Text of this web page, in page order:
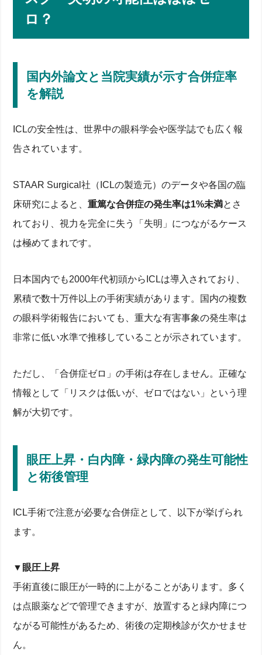
ロ？
国内外論文と当院実績が示す合併症率
を解説
ICLの安全性は、世界中の眼科学会や医学誌でも広く報
告されています。
STAAR Surgical社（ICLの製造元）のデータや各国の臨
床研究によると、重篤な合併症の発生率は1%未満とさ
れており、視力を完全に失う「失明」につながるケース
は極めてまれです。
日本国内でも2000年代初頭からICLは導入されており、
累積で数十万件以上の手術実績があります。国内の複数
の眼科学術報告においても、重大な有害事象の発生率は
非常に低い水準で推移していることが示されています。
ただし、「合併症ゼロ」の手術は存在しません。正確な
情報として「リスクは低いが、ゼロではない」という理
解が大切です。
眼圧上昇・白内障・緑内障の発生可能性
と術後管理
ICL手術で注意が必要な合併症として、以下が挙げられ
ます。
▼眼圧上昇
手術直後に眼圧が一時的に上がることがあります。多く
は点眼薬などで管理できますが、放置すると緑内障につ
ながる可能性があるため、術後の定期検診が欠かせませ
ん。